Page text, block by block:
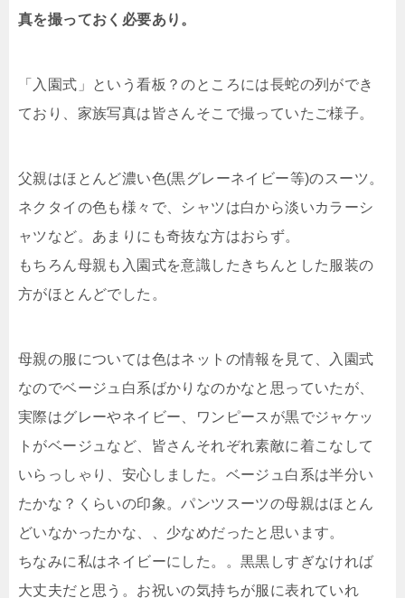
真を撮っておく必要あり。
「入園式」という看板？のところには長蛇の列ができ
ており、家族写真は皆さんそこで撮っていたご様子。
父親はほとんど濃い色(黒グレーネイビー等)のスーツ。
ネクタイの色も様々で、シャツは白から淡いカラーシ
ャツなど。あまりにも奇抜な方はおらず。
もちろん母親も入園式を意識したきちんとした服装の
方がほとんどでした。
母親の服については色はネットの情報を見て、入園式
なのでベージュ白系ばかりなのかなと思っていたが、
実際はグレーやネイビー、ワンピースが黒でジャケッ
トがベージュなど、皆さんそれぞれ素敵に着こなして
いらっしゃり、安心しました。ベージュ白系は半分い
たかな？くらいの印象。パンツスーツの母親はほとん
どいなかったかな、、少なめだったと思います。
ちなみに私はネイビーにした。。黒黒しすぎなければ
大丈夫だと思う。お祝いの気持ちが服に表れていれ